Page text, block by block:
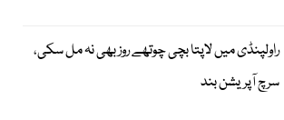
راولپنڈی میں لاپتا بچی چوتھے روز بھی نہ مل سکی،
سرچ آپریشن بند